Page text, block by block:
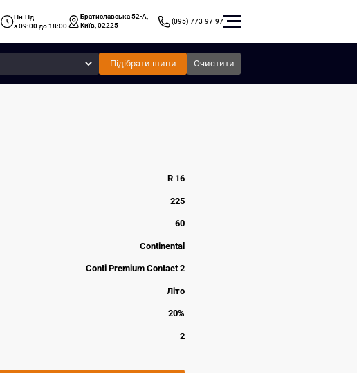
Пн-Нд
з 09:00 до 18:00
Братиславська 52-А,
Київ, 02225
(095) 773-97-97
Підібрати шини Очистити
R 16
225
60
Continental
Conti Premium Contact 2
Літо
20%
2